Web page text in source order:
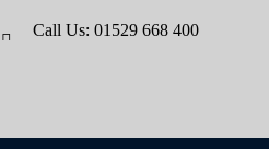
Call Us: 01529 668 400